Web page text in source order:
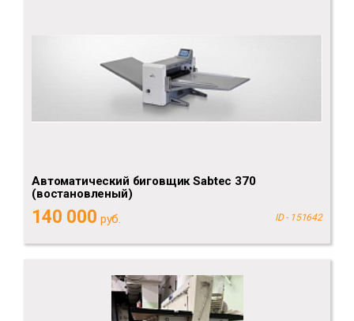
Автоматический биговщик Sabtec 370
(востановленый)
140 000 руб. ID - 151642